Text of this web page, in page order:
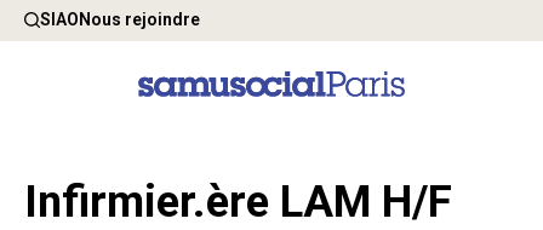
SIAONous rejoindre
Infirmier.ère LAM H/F